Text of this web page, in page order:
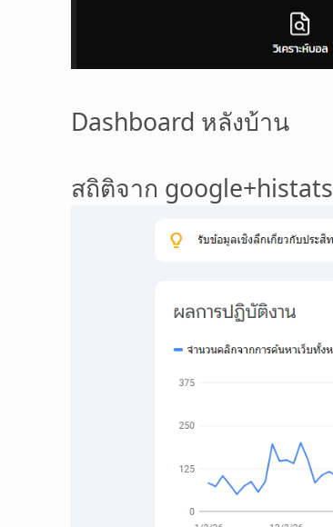
Dashboard หลังบ้าน
สถิติจาก google+histats